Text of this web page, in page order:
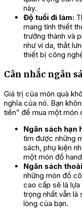
này.
Độ tuổi đi làm:
mang tính thiết
trưởng thành và
như ví da, thắt
thiết bị công
Cân nhắc ngân
Giá trị của món quà
nghĩa của nó. Bạn
tiền” để mua một món
Ngân sách hạn
tìm được những
sách, phụ kiện
một món đồ
Ngân sách
những món đồ
cao cấp sẽ là
trọng nhất vẫn là
lòng của bạn.